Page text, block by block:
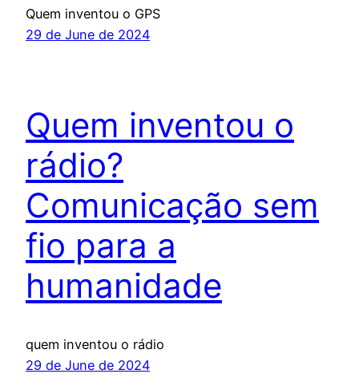
Quem inventou o GPS
29 de June de 2024
Quem inventou o
rádio?
Comunicação sem
fio para a
humanidade
quem inventou o rádio
29 de June de 2024